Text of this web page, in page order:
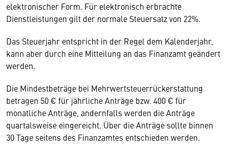
elektronischer Form. Für elektronisch erbrachte
Dienstleistungen gilt der normale Steuersatz von 22%.
Das Steuerjahr entspricht in der Regel dem Kalenderjahr,
kann aber durch eine Mitteilung an das Finanzamt geändert
werden.
Die Mindestbeträge bei Mehrwertsteuerrückerstattung
betragen 50 € für jährliche Anträge bzw. 400 € für
monatliche Anträge, andernfalls werden die Anträge
quartalsweise eingereicht. Über die Anträge sollte binnen
30 Tage seitens des Finanzamtes entschieden werden.